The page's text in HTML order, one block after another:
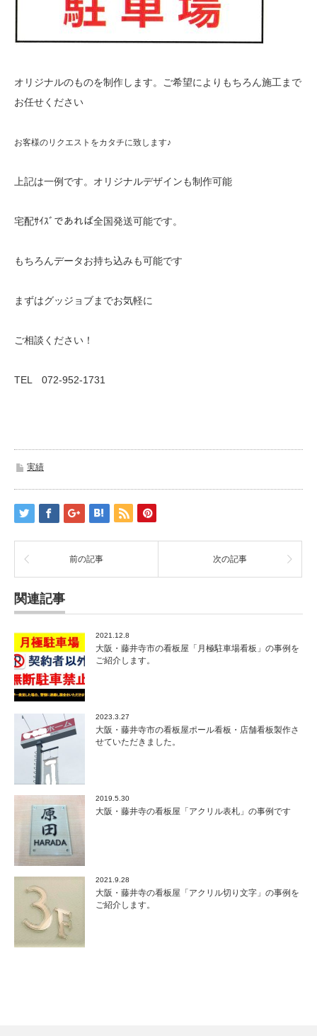
オリジナルのものを制作します。ご希望によりもちろん施工まで
お任せください
お客様のリクエストをカタチに致します♪
上記は一例です。オリジナルデザインも制作可能
宅配ｻｲｽﾞであれば全国発送可能です。
もちろんデータお持ち込みも可能です
まずはグッジョブまでお気軽に
ご相談ください！
TEL 072-952-1731
実績
前の記事 次の記事
関連記事
2021.12.8
大阪・藤井寺市の看板屋「月極駐車場看板」の事例を
ご紹介します。
2023.3.27
大阪・藤井寺市の看板屋ポール看板・店舗看板製作さ
せていただきました。
2019.5.30
大阪・藤井寺の看板屋「アクリル表札」の事例です
2021.9.28
大阪・藤井寺の看板屋「アクリル切り文字」の事例を
ご紹介します。